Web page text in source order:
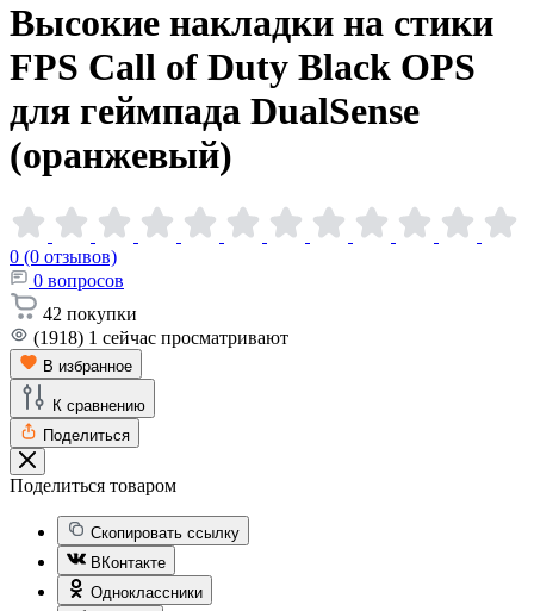
Высокие накладки на стики
FPS Call of Duty Black OPS
для геймпада DualSense
(оранжевый)
0 (0 отзывов)
0 вопросов
42 покупки
(1918) 1 сейчас просматривают
В избранное
К сравнению
Поделиться
Поделиться товаром
Скопировать ссылку
ВКонтакте
Одноклассники